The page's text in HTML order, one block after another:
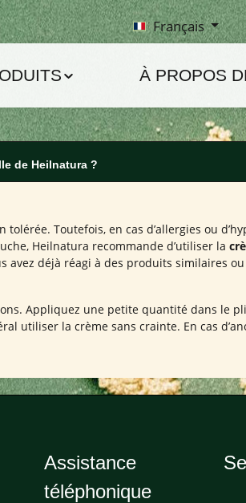
Français
À PROPOS
de Heilnatura ?
tolérée. Toutefois, en cas d’allergies ou
Heilnatura recommande d’utiliser la
déjà réagi à des produits similaires
Appliquez une petite quantité dans le
utiliser la crème sans crainte. En cas
Assistance
téléphonique